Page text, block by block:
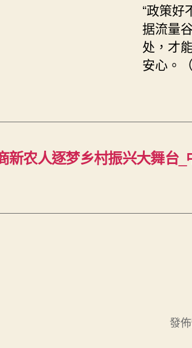
“政策好
据流量
处，才
安心。
新农人逐梦乡村振兴大舞台
發